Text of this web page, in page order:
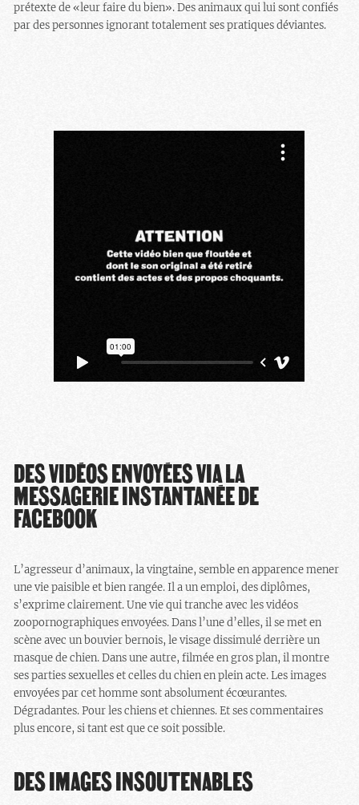
prétexte de «leur faire du bien». Des animaux qui lui sont confiés
par des personnes ignorant totalement ses pratiques déviantes.
DES VIDÉOS ENVOYÉES VIA LA
MESSAGERIE INSTANTANÉE DE
FACEBOOK
L’agresseur d’animaux, la vingtaine, semble en apparence mener
une vie paisible et bien rangée. Il a un emploi, des diplômes,
s’exprime clairement. Une vie qui tranche avec les vidéos
zoopornographiques envoyées. Dans l’une d’elles, il se met en
scène avec un bouvier bernois, le visage dissimulé derrière un
masque de chien. Dans une autre, filmée en gros plan, il montre
ses parties sexuelles et celles du chien en plein acte. Les images
envoyées par cet homme sont absolument écœurantes.
Dégradantes. Pour les chiens et chiennes. Et ses commentaires
plus encore, si tant est que ce soit possible.
DES IMAGES INSOUTENABLES